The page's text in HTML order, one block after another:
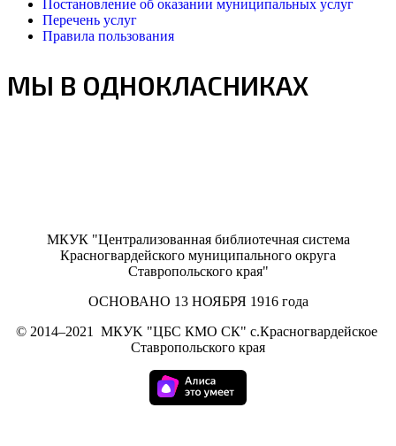
Постановление об оказании муниципальных услуг
Перечень услуг
Правила пользования
МЫ В ОДНОКЛАСНИКАХ
МКУК "Централизованная библиотечная система
Красногвардейского муниципального округа
Ставропольского края"
ОСНОВАНО 13 НОЯБРЯ 1916 года
© 2014–2021
МКУK "ЦБС КМО СК" с.Красногвардейское
Ставропольского края